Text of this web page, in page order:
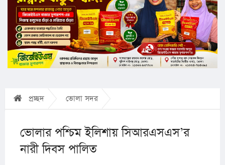
প্রচ্ছদ ভোলা সদর
ভোলার পশ্চিম ইলিশায় সিআরএসএস’র
নারী দিবস পালিত